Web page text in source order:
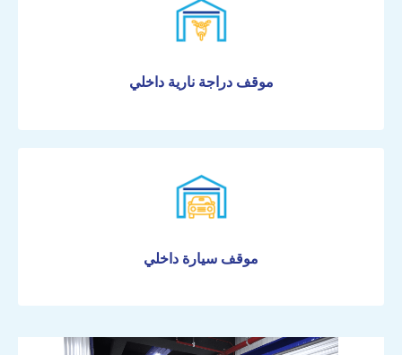
ربع سنوي (خصم 7% عند الدفع المسبق)
موقف دراجة نارية داخلي
موقف سيارة داخلي